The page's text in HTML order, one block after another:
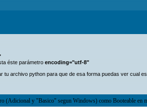
éste parámetro encoding="utf-8"
archivo python para que de esa forma puedas ver cual es
(Adicional y "Basico" segun Windows) como Booteable en